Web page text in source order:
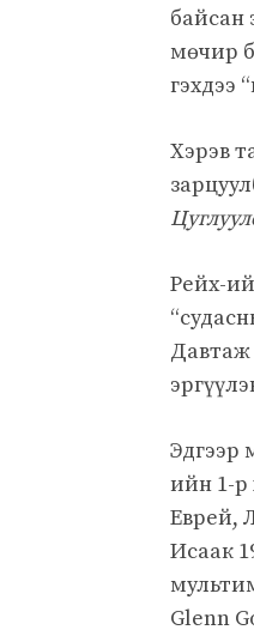
байсан
мөчир
гэхдээ
Хэрэв
Рейх-
Давтаж
Эдгээр
ийн 1-р
Еврей,
Исаак
Glenn